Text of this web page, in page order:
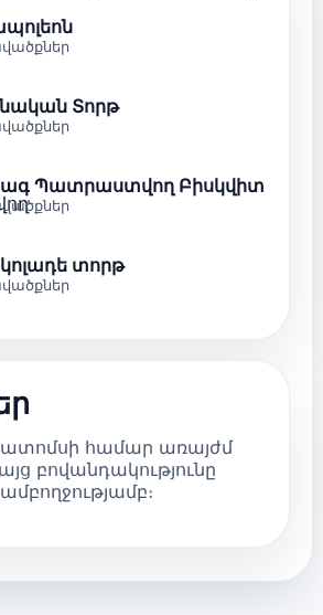
Տորթ
Պատրաստվող Բիսկվիտ
տորթ
համար առայժմ
բովանդակությունը